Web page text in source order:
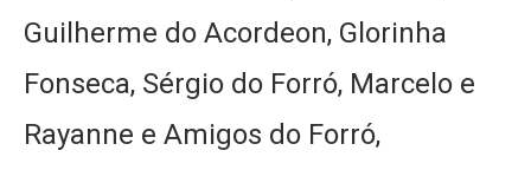
Guilherme do Acordeon, Glorinha
Fonseca, Sérgio do Forró, Marcelo e
Rayanne e Amigos do Forró,